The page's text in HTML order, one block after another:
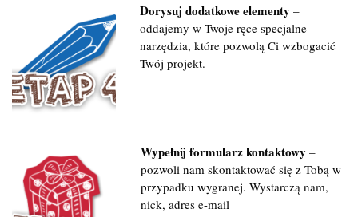
Dorysuj dodatkowe elementy –
oddajemy w Twoje ręce specjalne
narzędzia, które pozwolą Ci wzbogacić
Twój projekt.
Wypełnij formularz kontaktowy –
pozwoli nam skontaktować się z Tobą w
przypadku wygranej. Wystarczą nam,
nick, adres e-mail